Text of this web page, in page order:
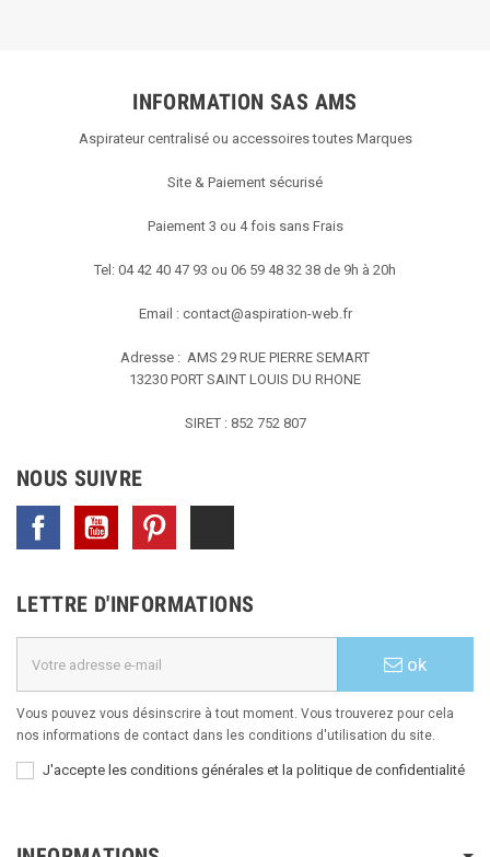
INFORMATION SAS AMS
Aspirateur centralisé ou accessoires toutes Marques
Site & Paiement sécurisé
Paiement 3 ou 4 fois sans Frais
Tel: 04 42 40 47 93 ou 06 59 48 32 38 de 9h à 20h
Email : contact@aspiration-web.fr
Adresse : AMS 29 RUE PIERRE SEMART
13230 PORT SAINT LOUIS DU RHONE
SIRET : 852 752 807
NOUS SUIVRE
Facebook YouTube
LETTRE D'INFORMATIONS
ok
Vous pouvez vous désinscrire à tout moment. Vous trouverez pour cela
nos informations de contact dans les conditions d'utilisation du site.
J'accepte les conditions générales et la politique de confidentialité